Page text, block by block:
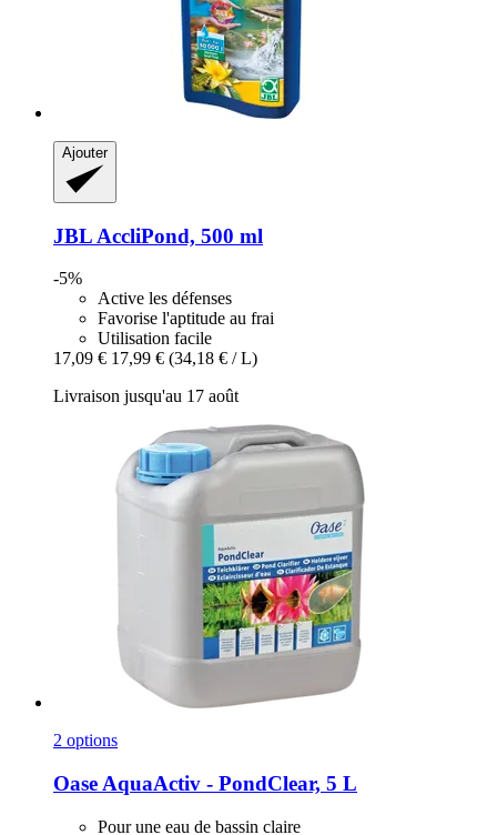
Ajouter
JBL AccliPond, 500 ml
-5%
Active les défenses
Favorise l'aptitude au frai
Utilisation facile
17,09 € 17,99 € (34,18 € / L)
Livraison jusqu'au 17 août
2 options
Oase AquaActiv -​ PondClear, 5 L
Pour une eau de bassin claire